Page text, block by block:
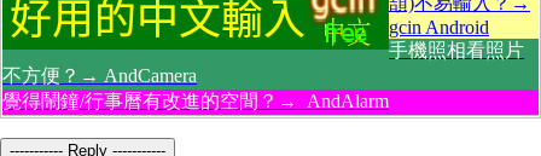
gcin Android
手機照相看照片
不方便？→ AndCamera
覺得鬧鐘/行事曆有改進的空間？→ AndAlarm
----------- Reply -----------